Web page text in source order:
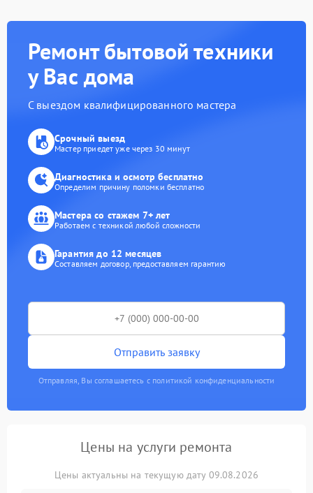
Ремонт бытовой техники
у Вас дома
С выездом квалифицированного мастера
Срочный выезд
Мастер приедет уже через 30 минут
Диагностика и осмотр бесплатно
Определим причину поломки бесплатно
Мастера со стажем 7+ лет
Работаем с техникой любой сложности
Гарантия до 12 месяцев
Составляем договор, предоставляем гарантию
Отправить заявку
Отправляя, Вы соглашаетесь с политикой конфиденциальности
Цены на услуги ремонта
Цены актуальны на текущую дату 09.08.2026